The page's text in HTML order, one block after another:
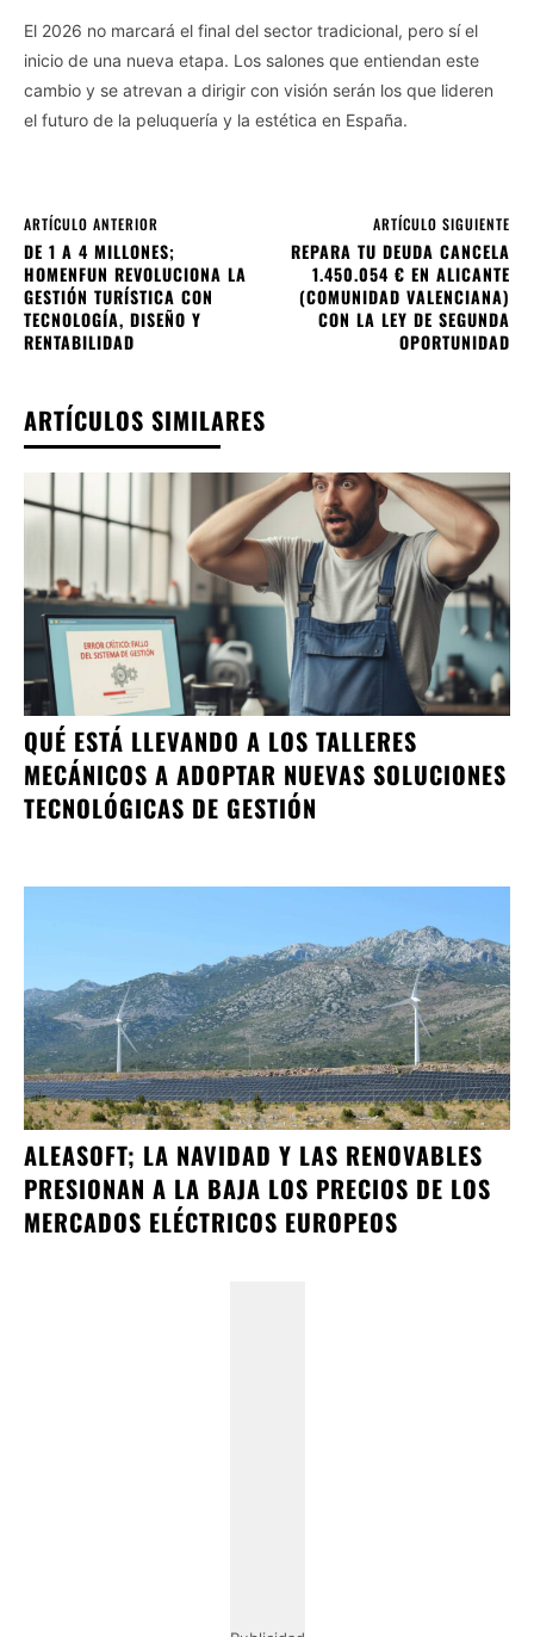
El 2026 no marcará el final del sector tradicional, pero sí el
inicio de una nueva etapa. Los salones que entiendan este
cambio y se atrevan a dirigir con visión serán los que lideren
el futuro de la peluquería y la estética en España.
ARTÍCULO ANTERIOR
DE 1 A 4 MILLONES;
HOMENFUN REVOLUCIONA LA
GESTIÓN TURÍSTICA CON
TECNOLOGÍA, DISEÑO Y
RENTABILIDAD
ARTÍCULO SIGUIENTE
REPARA TU DEUDA CANCELA
1.450.054 € EN ALICANTE
(COMUNIDAD VALENCIANA)
CON LA LEY DE SEGUNDA
OPORTUNIDAD
ARTÍCULOS SIMILARES
QUÉ ESTÁ LLEVANDO A LOS TALLERES
MECÁNICOS A ADOPTAR NUEVAS SOLUCIONES
TECNOLÓGICAS DE GESTIÓN
ALEASOFT; LA NAVIDAD Y LAS RENOVABLES
PRESIONAN A LA BAJA LOS PRECIOS DE LOS
MERCADOS ELÉCTRICOS EUROPEOS